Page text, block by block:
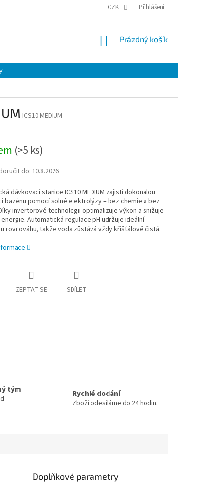
CZK Přihlášení
NÁKUPNÍ
Prázdný košík
ICS10 MEDIUM
(>5 ks)
do: 10.8.2026
dávkovací stanice ICS10 MEDIUM zajistí dokonalou
bazénu pomocí solné elektrolýzy – bez chemie a bez
invertorové technologii optimalizuje výkon a snižuje
Automatická regulace pH udržuje ideální
rovnováhu, takže voda zůstává vždy křišťálově čistá.
ZEPTAT SE SDÍLET
tým Rychlé dodání
Zboží odesíláme do 24 hodin.
Doplňkové parametry